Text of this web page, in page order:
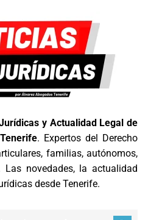
y Actualidad Legal de
. Expertos del Derecho
familias, autónomos,
Las novedades, la actualidad
desde Tenerife.